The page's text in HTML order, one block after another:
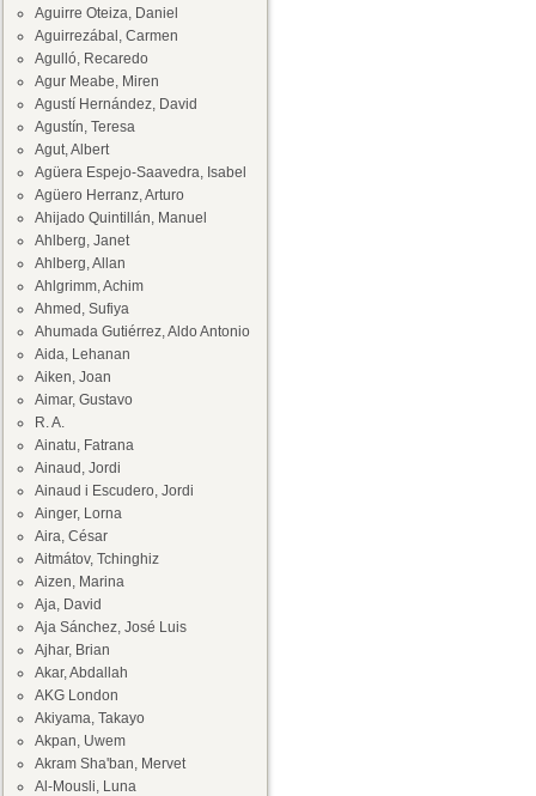
Aguirre Oteiza, Daniel
Aguirrezábal, Carmen
Agulló, Recaredo
Agur Meabe, Miren
Agustí Hernández, David
Agustín, Teresa
Agut, Albert
Agüera Espejo-Saavedra, Isabel
Agüero Herranz, Arturo
Ahijado Quintillán, Manuel
Ahlberg, Janet
Ahlberg, Allan
Ahlgrimm, Achim
Ahmed, Sufiya
Ahumada Gutiérrez, Aldo Antonio
Aida, Lehanan
Aiken, Joan
Aimar, Gustavo
R. A.
Ainatu, Fatrana
Ainaud, Jordi
Ainaud i Escudero, Jordi
Ainger, Lorna
Aira, César
Aitmátov, Tchinghiz
Aizen, Marina
Aja, David
Aja Sánchez, José Luis
Ajhar, Brian
Akar, Abdallah
AKG London
Akiyama, Takayo
Akpan, Uwem
Akram Sha'ban, Mervet
Al-Mousli, Luna